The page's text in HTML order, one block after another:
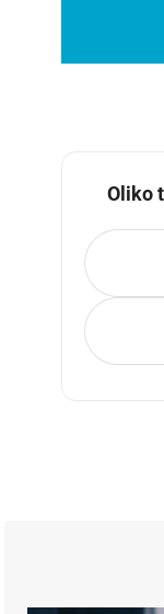
Oliko